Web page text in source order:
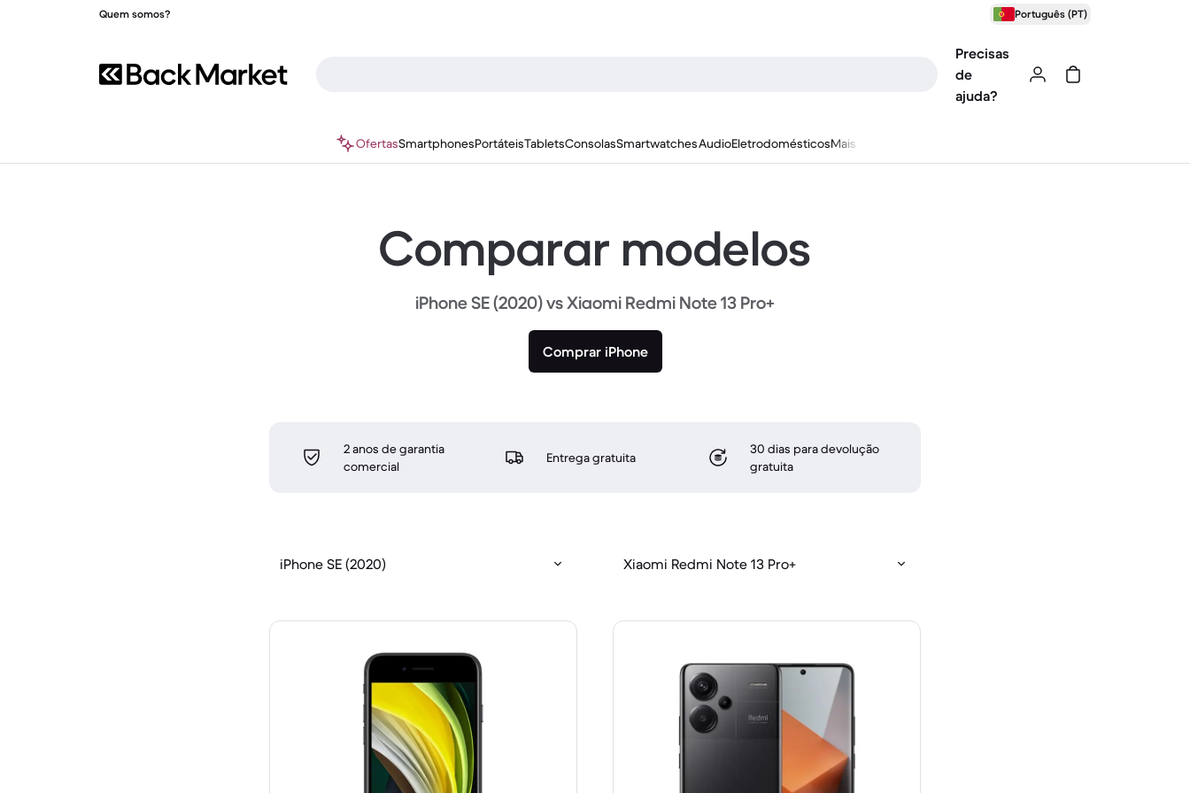
Quem somos? Português (PT)
Precisas
de
ajuda?
OfertasSmartphonesPortáteisTabletsConsolasSmartwatchesAudioEletrodomésticosMais
Comparar modelos
iPhone SE (2020) vs Xiaomi Redmi Note 13 Pro+
Comprar iPhone
2 anos de garantia
comercial
Entrega gratuita
30 dias para devolução
gratuita
iPhone SE (2020) Xiaomi Redmi Note 13 Pro+